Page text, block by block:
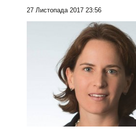
27 Листопада 2017 23:56